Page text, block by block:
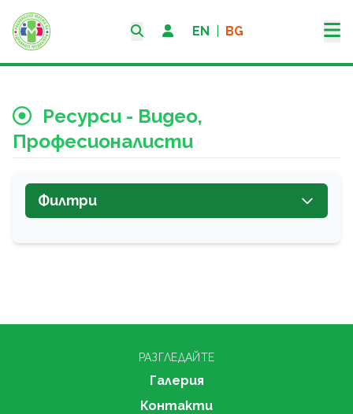
EN BG
Ресурси - Видео,
Професионалисти
Филтри
РАЗГЛЕДАЙТЕ
Галерия
Контакти